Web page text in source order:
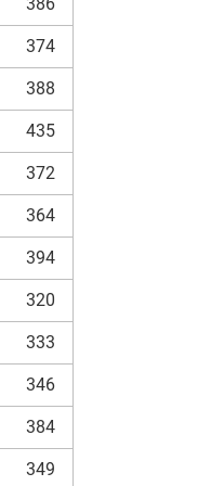
374
388
435
372
364
394
320
333
346
384
349